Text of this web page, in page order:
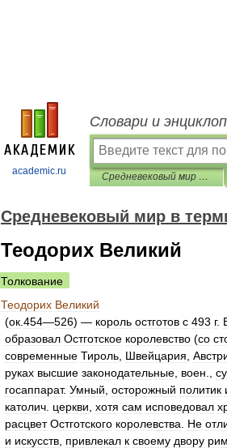
academic.ru
Словари и
Средневековый мир в терминах, именах и названиях
Средневековый мир в
Теодорих Великий
Толкование
Теодорих Великий
(ок 454—526) — король остготов с 493 г.
образовал Остготское королевство (со
современные Тироль Швейцария
руках высшие законодательные воен
госаппарат. Умный осторожный политик
католич церкви хотя сам исповедовал
расцвет Остготского королевства Не
и искусств привлекал к своему двору рим